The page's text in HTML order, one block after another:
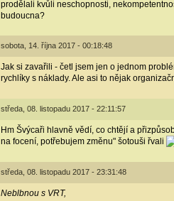
prodělali kvůli neschopnosti,
budoucna?
sobota, 14. října 2017 - 00:18:48
Jak si zavařili - četl jsem jen o jednom
rychlíky s náklady. Ale asi to nějak
středa, 08. listopadu 2017 - 22:11:57
Hm Švýcaři hlavně vědí, co chtějí a
na focení, potřebujem změnu" šotouši řvali
středa, 08. listopadu 2017 - 23:31:48
Neblbnou s VRT,